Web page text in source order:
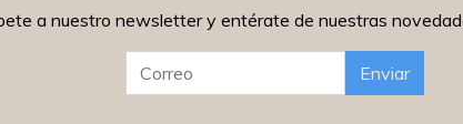
a nuestro newsletter y entérate de nuestras
Enviar